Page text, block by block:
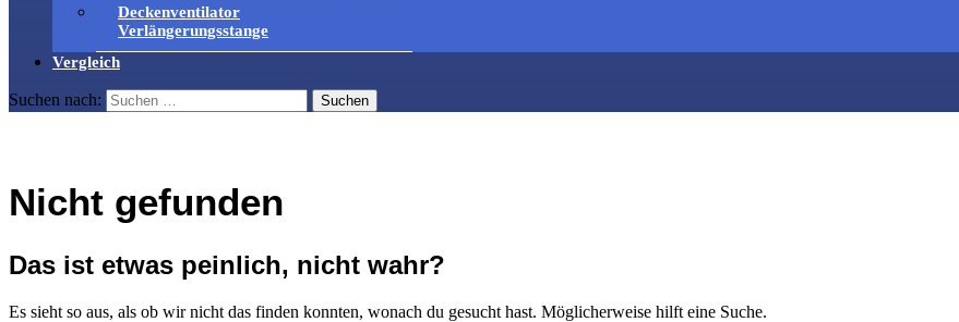
Deckenventilator
Verlängerungsstange
Vergleich
Suchen nach:
Nicht gefunden
Das ist etwas peinlich, nicht wahr?
Es sieht so aus, als ob wir nicht das finden konnten, wonach du gesucht hast. Möglicherweise hilft eine Suche.